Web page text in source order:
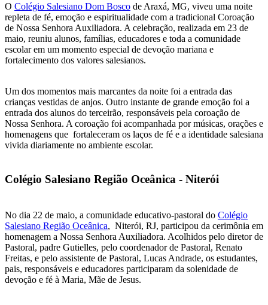
O Colégio Salesiano Dom Bosco de Araxá, MG, viveu uma noite
repleta de fé, emoção e espiritualidade com a tradicional Coroação
de Nossa Senhora Auxiliadora. A celebração, realizada em 23 de
maio, reuniu alunos, famílias, educadores e toda a comunidade
escolar em um momento especial de devoção mariana e
fortalecimento dos valores salesianos.
Um dos momentos mais marcantes da noite foi a entrada das
crianças vestidas de anjos. Outro instante de grande emoção foi a
entrada dos alunos do terceirão, responsáveis pela coroação de
Nossa Senhora. A coroação foi acompanhada por músicas, orações e
homenagens que fortaleceram os laços de fé e a identidade salesiana
vivida diariamente no ambiente escolar.
Colégio Salesiano Região Oceânica - Niterói
‍No dia 22 de maio, a comunidade educativo-pastoral do Colégio
Salesiano Região Oceânica, Niterói, RJ, participou da cerimônia em
homenagem a Nossa Senhora Auxiliadora. Acolhidos pelo diretor de
Pastoral, padre Gutielles, pelo coordenador de Pastoral, Renato
Freitas, e pelo assistente de Pastoral, Lucas Andrade, os estudantes,
pais, responsáveis e educadores participaram da solenidade de
devoção e fé à Maria, Mãe de Jesus.